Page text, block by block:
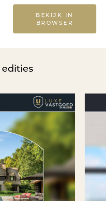
BEKIJK IN
BROWSER